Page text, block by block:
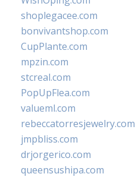
shoplegacee.com
bonvivantshop.com
CupPlante.com
mpzin.com
stcreal.com
PopUpFlea.com
valueml.com
rebeccatorresjewelry.com
jmpbliss.com
drjorgerico.com
queensushipa.com